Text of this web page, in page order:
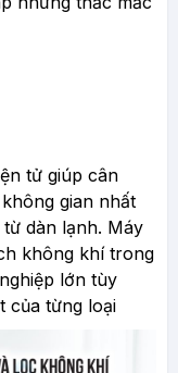
tử giúp cân
gian nhất
dàn lạnh. Máy
không khí trong
lớn tùy
của từng loại